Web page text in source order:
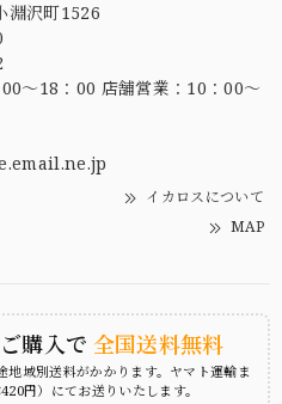
淵沢町1526
～18：00 店舗営業：10：00～
イカロスについて
MAP
購入で 全国送料無料
域別送料がかかります。ヤマト運輸ま
円）にてお送りいたします。